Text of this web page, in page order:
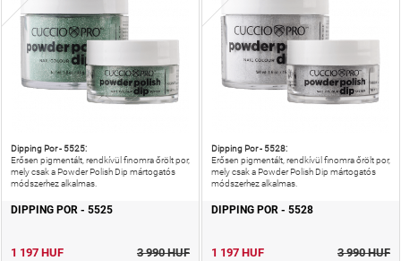
Dipping Por - 5525:
Erősen pigmentált, rendkívül finomra őrölt por,
mely csak a Powder Polish Dip mártogatós
módszerhez alkalmas.
DIPPING POR - 5525
1 197 HUF 3 990 HUF
Dipping Por - 5528:
Erősen pigmentált, rendkívül finomra őrölt por,
mely csak a Powder Polish Dip mártogatós
módszerhez alkalmas.
DIPPING POR - 5528
1 197 HUF 3 990 HUF